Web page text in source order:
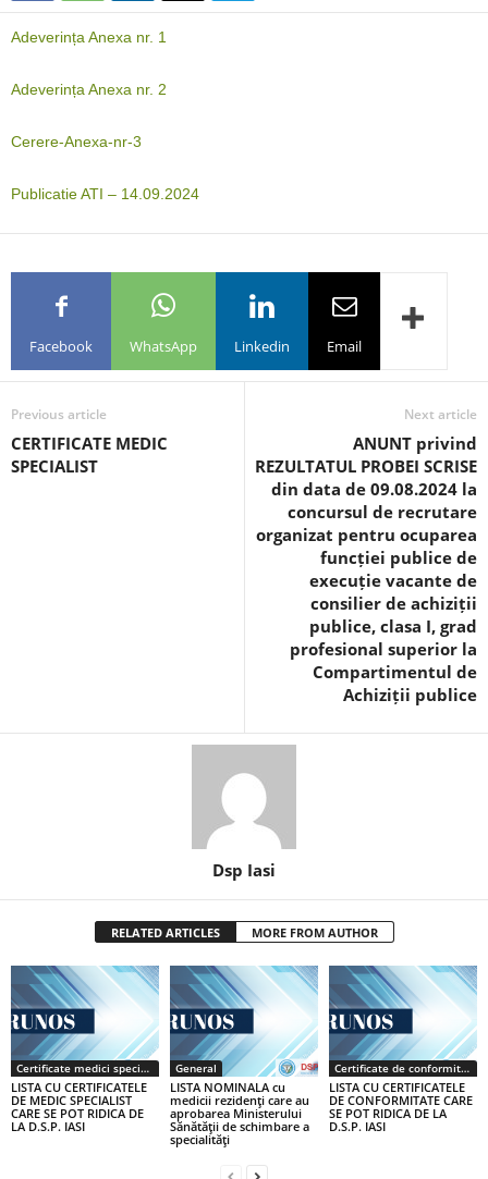
Adeverința Anexa nr. 1
Adeverința Anexa nr. 2
Cerere-Anexa-nr-3
Publicatie ATI – 14.09.2024
Facebook WhatsApp Linkedin Email
Previous article
CERTIFICATE MEDIC
SPECIALIST
Next article
ANUNT privind
REZULTATUL PROBEI SCRISE
din data de 09.08.2024 la
concursul de recrutare
organizat pentru ocuparea
funcției publice de
execuție vacante de
consilier de achiziții
publice, clasa I, grad
profesional superior la
Compartimentul de
Achiziții publice
Dsp Iasi
RELATED ARTICLES MORE FROM AUTHOR
Certificate medici specialiști / primari
LISTA CU CERTIFICATELE
DE MEDIC SPECIALIST
CARE SE POT RIDICA DE
LA D.S.P. IASI
General
LISTA NOMINALA cu
medicii rezidenţi care au
aprobarea Ministerului
Sănătăţii de schimbare a
specialităţi
Certificate de conformitate
LISTA CU CERTIFICATELE
DE CONFORMITATE CARE
SE POT RIDICA DE LA
D.S.P. IASI